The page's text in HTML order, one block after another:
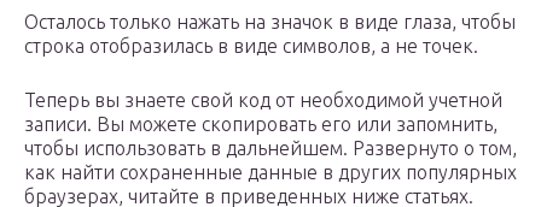
Осталось только нажать на значок в виде глаза, чтобы
строка отобразилась в виде символов, а не точек.
Теперь вы знаете свой код от необходимой учетной
записи. Вы можете скопировать его или запомнить,
чтобы использовать в дальнейшем. Развернуто о том,
как найти сохраненные данные в других популярных
браузерах, читайте в приведенных ниже статьях.